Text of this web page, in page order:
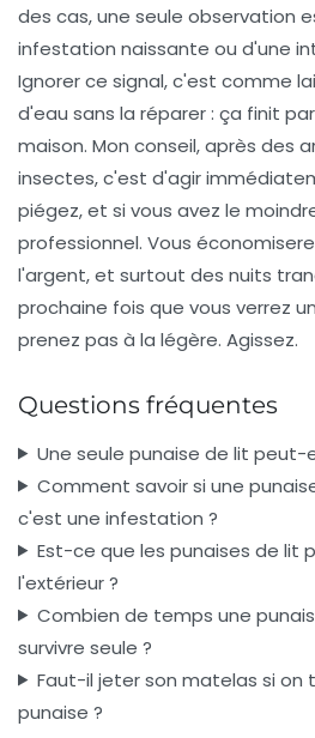
des cas, une seule observation
infestation naissante ou d'une
Ignorer ce signal, c'est comme
d'eau sans la réparer : ça finit
maison. Mon conseil, après des
insectes, c'est d'agir
piégez, et si vous avez le
professionnel. Vous
l'argent, et surtout des nuits
prochaine fois que vous verrez
prenez pas à la légère. Agissez.
Questions fréquentes
Une seule punaise de lit
Comment savoir si une
c'est une infestation ?
Est-ce que les punaises de lit
l'extérieur ?
Combien de temps une
survivre seule ?
Faut-il jeter son matelas si on
punaise ?